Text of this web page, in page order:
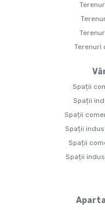
Terenuri
Spații
Spații
Spații
Spații
Spații
Spații